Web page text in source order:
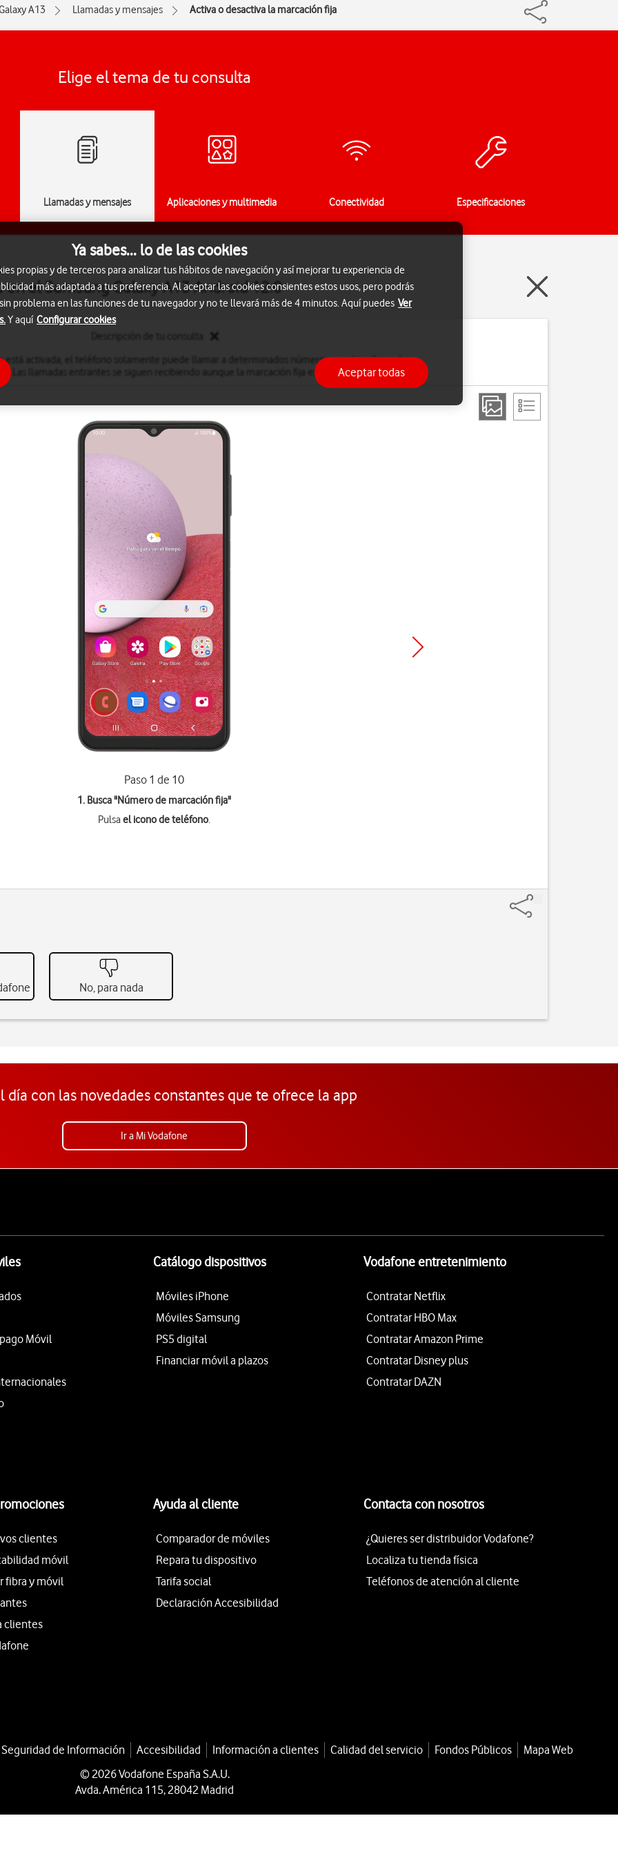
A13 Llamadas y mensajes Activa o desactiva la marcación fija
Elige el tema de tu consulta
Llamadas y mensajes Aplicaciones y multimedia Conectividad Especificaciones
el Samsung Galaxy A13 Android 12.0
está activada, el teléfono solamente puede llamar a determinados números y realizar llamadas
Las llamadas entrantes se siguen recibiendo aunque la marcación fija esté activada.
Paso 1 de 10
1. Busca "Número de marcación fija"
Pulsael icono de teléfono.
No, para nada
día con las novedades constantes que te ofrece la app
Ir a Mi Vodafone
Móvil
Catálogo dispositivos
Móviles iPhone
Móviles Samsung
PS5 digital
Financiar móvil a plazos
Vodafone entretenimiento
Contratar Netflix
Contratar HBO Max
Contratar Amazon Prime
Contratar Disney plus
Contratar DAZN
clientes
móvil
fibra y móvil
clientes
Ayuda al cliente
Comparador de móviles
Repara tu dispositivo
Tarifa social
Declaración Accesibilidad
Contacta con nosotros
¿Quieres ser distribuidor Vodafone?
Localiza tu tienda física
Teléfonos de atención al cliente
de Información Accesibilidad Información a clientes Calidad del servicio Fondos Públicos
Mapa Web
© 2026 Vodafone España S.A.U.
Avda. América 115, 28042 Madrid
Ya sabes... lo de las cookies
propias y de terceros para analizar tus hábitos de navegación y así mejorar tu experiencia de
más adaptada a tus preferencia. Al aceptar las cookies consientes estos usos, pero podrás
problema en las funciones de tu navegador y no te llevará más de 4 minutos. Aquí puedes Ver
Y aquí Configurar cookies
Aceptar todas